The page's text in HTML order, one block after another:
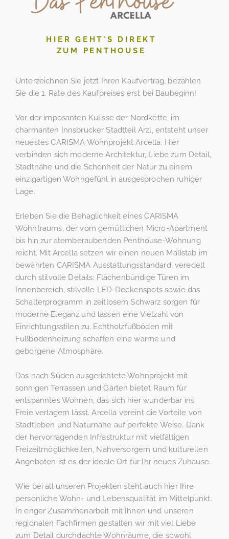
HIER GEHT'S DIREKT
ZUM PENTHOUSE
Unterzeichnen Sie jetzt Ihren Kaufvertrag, bezahlen
Sie die 1. Rate des Kaufpreises erst bei Baubeginn!
Vor der imposanten Kulisse der Nordkette, im
charmanten Innsbrucker Stadtteil Arzl, entsteht unser
neuestes CARISMA Wohnprojekt Arcella. Hier
verbinden sich moderne Architektur, Liebe zum Detail,
Stadtnähe und die Schönheit der Natur zu einem
einzigartigen Wohngefühl in ausgesprochen ruhiger
Lage.
Erleben Sie die Behaglichkeit eines CARISMA
Wohntraums, der vom gemütlichen Micro-Apartment
bis hin zur atemberaubenden Penthouse-Wohnung
reicht. Mit Arcella setzen wir einen neuen Maßstab im
bewährten CARISMA Ausstattungsstandard, veredelt
durch stilvolle Details: Flächenbündige Türen im
Innenbereich, stilvolle LED-Deckenspots sowie das
Schalterprogramm in zeitlosem Schwarz sorgen für
moderne Eleganz und lassen eine Vielzahl von
Einrichtungsstilen zu. Echtholzfußböden mit
Fußbodenheizung schaffen eine warme und
geborgene Atmosphäre.
Das nach Süden ausgerichtete Wohnprojekt mit
sonnigen Terrassen und Gärten bietet Raum für
entspanntes Wohnen, das sich hier wunderbar ins
Freie verlagern lässt. Arcella vereint die Vorteile von
Stadtleben und Naturnähe auf perfekte Weise. Dank
der hervorragenden Infrastruktur mit vielfältigen
Freizeitmöglichkeiten, Nahversorgern und kulturellen
Angeboten ist es der ideale Ort für Ihr neues Zuhause.
Wie bei all unseren Projekten steht auch hier Ihre
persönliche Wohn- und Lebensqualität im Mittelpunkt.
In enger Zusammenarbeit mit Ihnen und unseren
regionalen Fachfirmen gestalten wir mit viel Liebe
zum Detail durchdachte Wohnräume, die sowohl